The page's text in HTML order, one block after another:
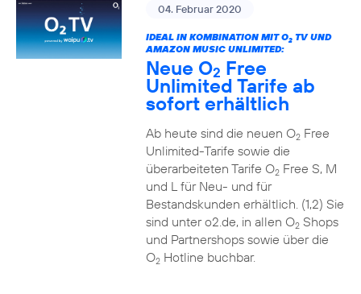
04. Februar 2020
IDEAL IN KOMBINATION MIT O2TV UND
AMAZON MUSIC UNLIMITED:
Neue O2 Free
Unlimited Tarife ab
sofort erhältlich
Ab heute sind die neuen O2Free
Unlimited-Tarife sowie die
überarbeiteten Tarife O2Free S, M
und L für Neu- und für
Bestandskunden erhältlich. (1,2) Sie
sind unter o2.de, in allen O2Shops
und Partnershops sowie über die
O2Hotline buchbar.